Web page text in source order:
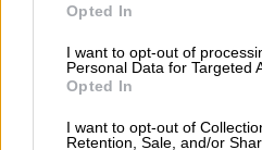
Opted In
I want to opt-out of
Personal Data for Targeted
Opted In
I want to opt-out of
Retention, Sale, and/or
Πολιτική 22.09.2025 15:08